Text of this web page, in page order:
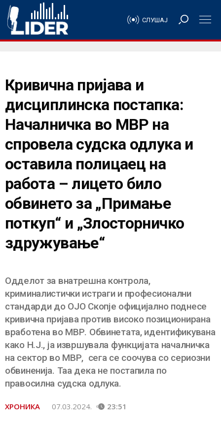
СЛУШАЈ
Кривична пријава и
дисциплинска постапка:
Началничка во МВР на
спровела судска одлука и
оставила полицаец на
работа – лицето било
обвинето за „Примање
поткуп“ и „Злосторничко
здружување“
Одделот за внатрешна контрола,
криминалистички истраги и професионални
стандарди до ОЈО Скопје официјално поднесе
кривична пријава против високо позиционирана
вработена во МВР. Обвинетата, идентификувана
како Н.Ј., ја извршувала функцијата началничка
на сектор во МВР, сега се соочува со сериозни
обвиненија. Таа дека не постапила по
правосилна судска одлука.
ХРОНИКА 07.03.2024. 23:51